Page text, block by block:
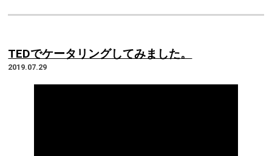
TEDでケータリングしてみました。
2019.07.29